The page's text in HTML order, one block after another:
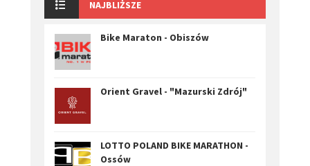
NAJBLIŻSZE
Bike Maraton - Obiszów
Orient Gravel - "Mazurski Zdrój"
LOTTO POLAND BIKE MARATHON -
Ossów